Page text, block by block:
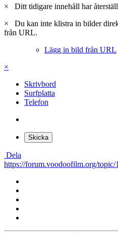
×
Ditt tidigare innehåll har
×
Du kan inte klistra in bilder
från URL.
Lägg in bild från URL
×
Skrivbord
Surfplatta
Telefon
Skicka
Dela
https://forum.voodoofilm.org/topic/